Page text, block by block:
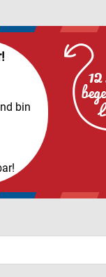
bin